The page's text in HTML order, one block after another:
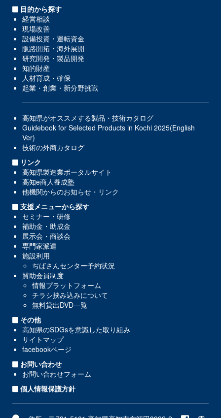
目的から探す
経営相談
現場改善
設備投資・運転資金
販路開拓・海外展開
研究開発・製品開発
知的財産
人材育成・確保
起業・創業・新分野挑戦
高知県がオススメする製品・技術カタログ
Guidebook for Selected Products in Kochi 2025(English
Ver)
技術の外商カタログ
リンク
高知県製造業ポータルサイト
高知e商人養成塾
他機関からのお知らせ・リンク
支援メニューから探す
セミナー・研修
補助金・助成金
展示会・商談会
専門家派遣
施設利用
ぢばさんセンター予約状況
賛助会員制度
情報プラットフォーム
チラシ挟み込みについて
無料貸出DVD一覧
その他
高知県のSDGsを意識した取り組み
サイトマップ
facebookページ
お問い合わせ
お問い合わせフォーム
個人情報保護方針